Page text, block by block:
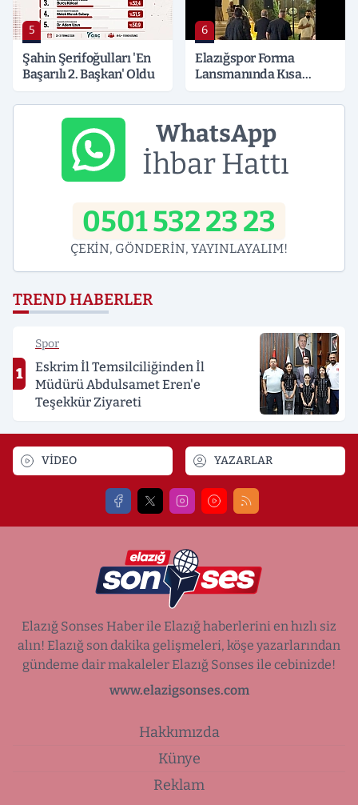
5
Şahin Şerifoğulları 'En
Başarılı 2. Başkan' Oldu
6
Elazığspor Forma
Lansmanında Kısa
WhatsApp
İhbar Hattı
0501 532 23 23
ÇEKİN, GÖNDERİN, YAYINLAYALIM!
TREND HABERLER
1
Spor
Eskrim İl Temsilciliğinden İl
Müdürü Abdulsamet Eren'e
Teşekkür Ziyareti
VİDEO YAZARLAR
Elazığ Sonses Haber ile Elazığ haberlerini en hızlı siz
alın! Elazığ son dakika gelişmeleri, köşe yazarlarından
gündeme dair makaleler Elazığ Sonses ile cebinizde!
www.elazigsonses.com
Hakkımızda
Künye
Reklam